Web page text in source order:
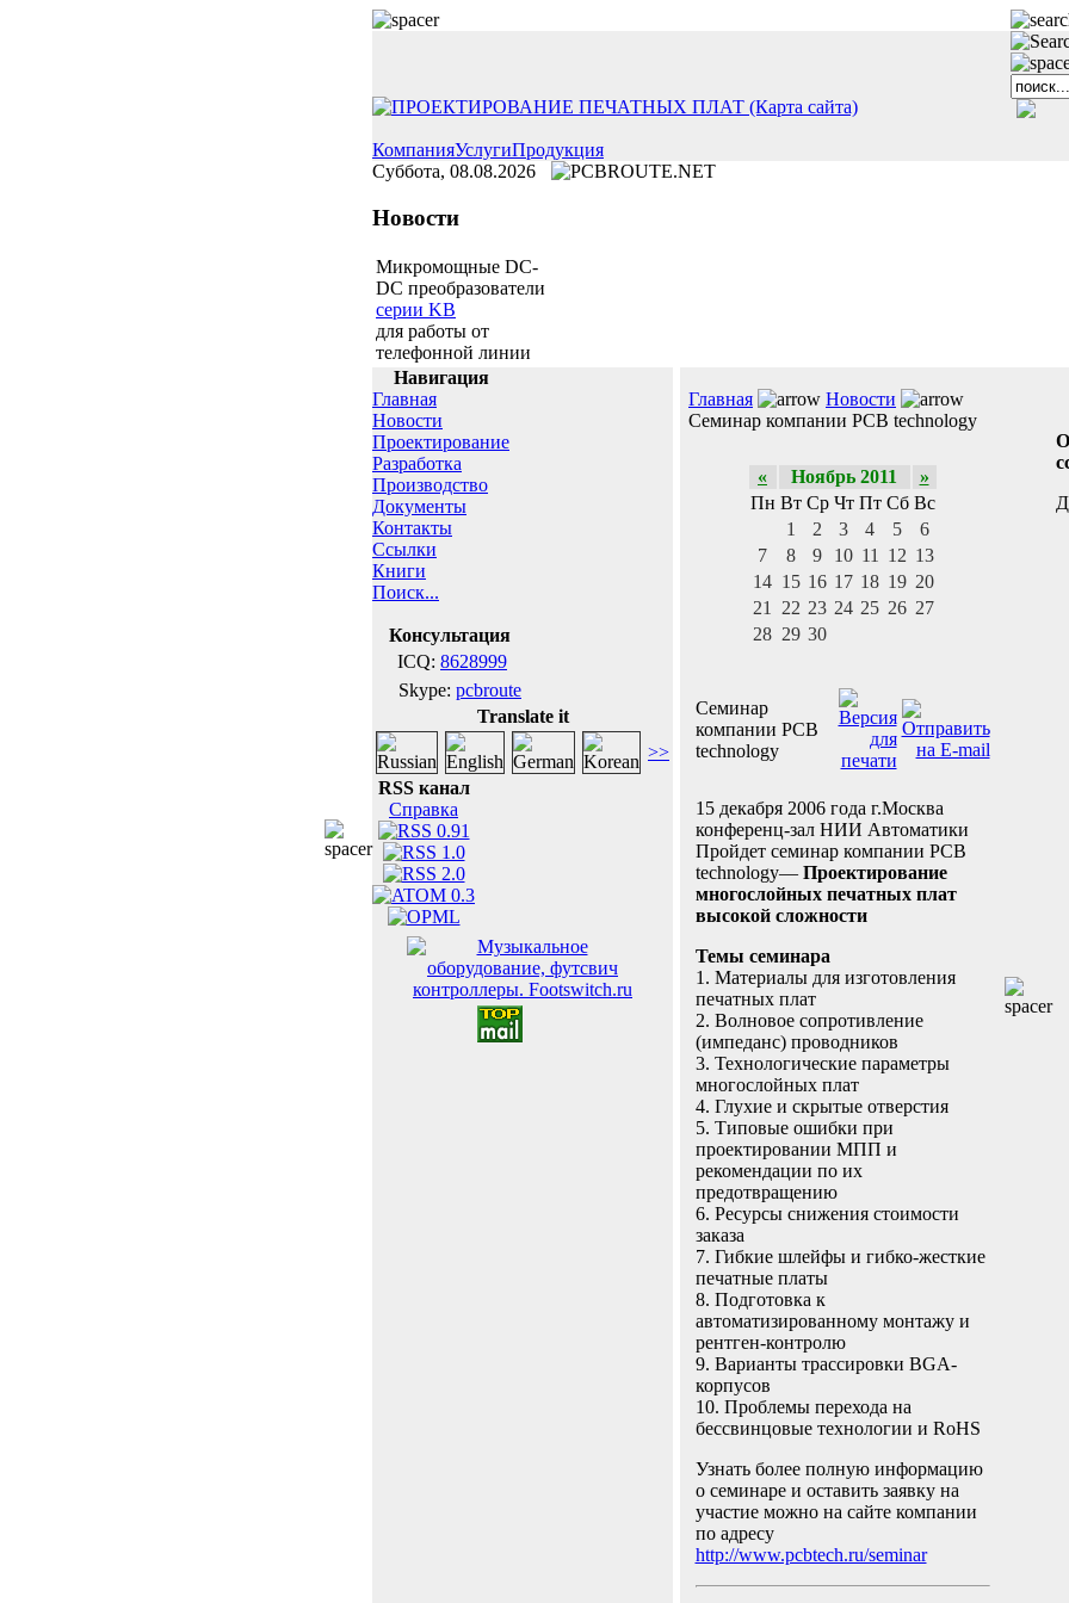
КомпанияУслугиПродукция
Суббота, 08.08.2026
Новости
Микромощные DC-
DC преобразователи
серии KB
для работы от
телефонной линии
Навигация
Главная
Новости
Проектирование
Разработка
Производство
Документы
Контакты
Ссылки
Книги
Поиск...
Консультация
ICQ: 8628999
Skype: pcbroute
Translate it
>>
RSS канал
Справка
Главная
Новости
Семинар компании PCB technology
« Ноябрь 2011
»
Пн Вт Ср Чт Пт Сб Вс
1
2 3 4 5
6
7
8 9 10 11 12 13
14 15 16 17 18 19 20
21
22 23 24 25 26 27
28 29 30
Семинар
компании PCB
technology
15 декабря 2006 года г.Москва
конференц-зал НИИ Автоматики
Пройдет семинар компании PCB
technology— Проектирование
многослойных печатных плат
высокой сложности
Темы семинара
1. Материалы для изготовления
печатных плат
2. Волновое сопротивление
(импеданс) проводников
3. Технологические параметры
многослойных плат
4. Глухие и скрытые отверстия
5. Типовые ошибки при
проектировании МПП и
рекомендации по их
предотвращению
6. Ресурсы снижения стоимости
заказа
7. Гибкие шлейфы и гибко-жесткие
печатные платы
8. Подготовка к
автоматизированному монтажу и
рентген-контролю
9. Варианты трассировки BGA-
корпусов
10. Проблемы перехода на
бессвинцовые технологии и RoHS
Узнать более полную информацию
о семинаре и оставить заявку на
участие можно на сайте компании
по адресу
http://www.pcbtech.ru/seminar